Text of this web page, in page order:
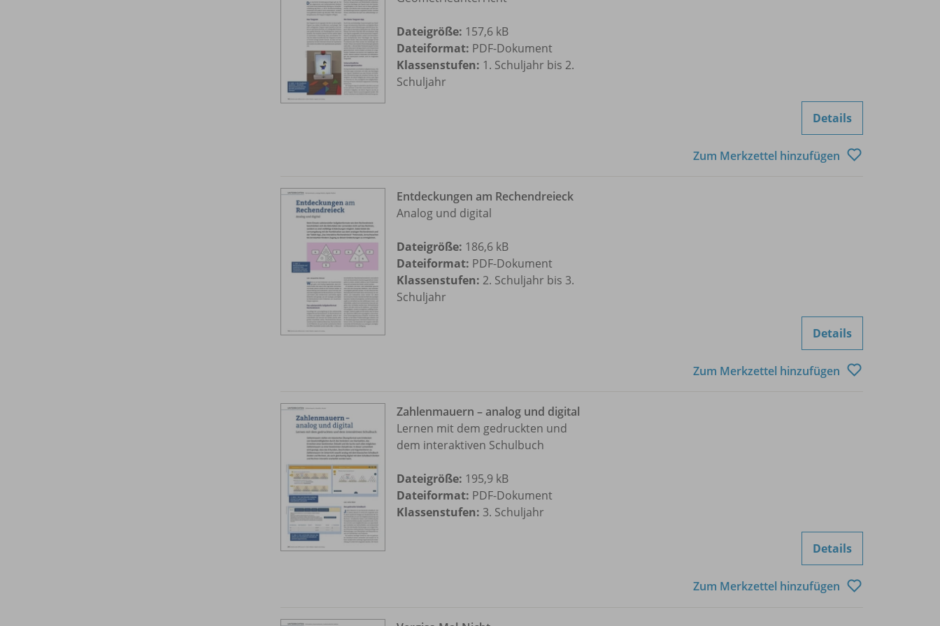
Dateigröße: 157,6 kB
Dateiformat: PDF-Dokument
Klassenstufen: 1. Schuljahr bis 2.
Schuljahr
Details
Zum Merkzettel hinzufügen
Entdeckungen am Rechendreieck
Analog und digital
Dateigröße: 186,6 kB
Dateiformat: PDF-Dokument
Klassenstufen: 2. Schuljahr bis 3.
Schuljahr
Details
Zum Merkzettel hinzufügen
Zahlenmauern – analog und digital
Lernen mit dem gedruckten und
dem interaktiven Schulbuch
Dateigröße: 195,9 kB
Dateiformat: PDF-Dokument
Klassenstufen: 3. Schuljahr
Details
Zum Merkzettel hinzufügen